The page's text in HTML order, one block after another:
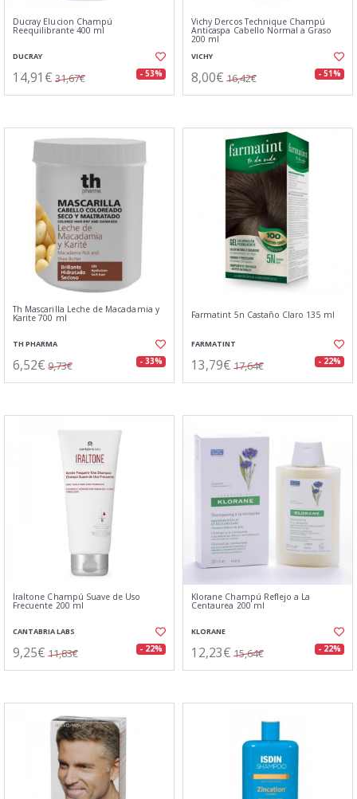
Ducray Elucion Champú
Reequilibrante 400 ml
DUCRAY
14,91€ 31,67€ - 53%
Vichy Dercos Technique Champú
Anticaspa Cabello Normal a Graso
200 ml
VICHY
8,00€ 16,42€ - 51%
Th Mascarilla Leche de Macadamia y
Karite 700 ml
TH PHARMA
6,52€ 9,73€ - 33%
Farmatint 5n Castaño Claro 135 ml
FARMATINT
13,79€ 17,64€ - 22%
Iraltone Champú Suave de Uso
Frecuente 200 ml
CANTABRIA LABS
9,25€ 11,83€ - 22%
Klorane Champú Reflejo a La
Centaurea 200 ml
KLORANE
12,23€ 15,64€ - 22%